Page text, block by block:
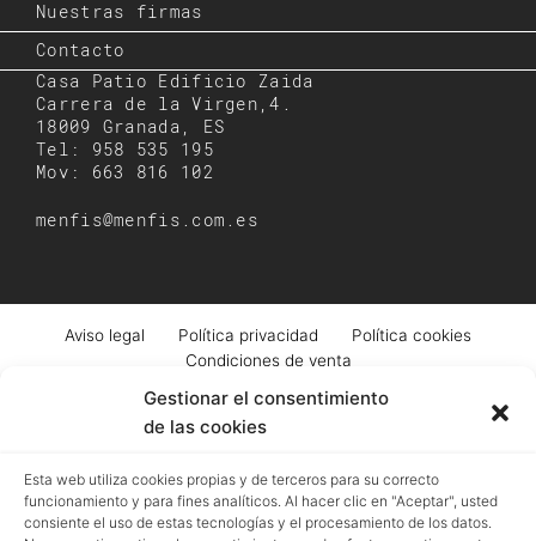
Gestionar el consentimiento
de las cookies
Esta web utiliza cookies propias y de terceros para su correcto
funcionamiento y para fines analíticos. Al hacer clic en "Aceptar", usted
consiente el uso de estas tecnologías y el procesamiento de los datos.
Nuestras firmas
Contacto
Casa Patio Edificio Zaida
Carrera de la Virgen,4.
18009 Granada, ES
Tel: 958 535 195
Mov: 663 816 102
menfis@menfis.com.es
Aviso legal Política privacidad
Política cookies
Condiciones de venta
Pescadería, 6. Granada | B18043364 | EUID: ES18020.000002976 | Hoja GR-
4250 | Tomo 518 | Folio 93